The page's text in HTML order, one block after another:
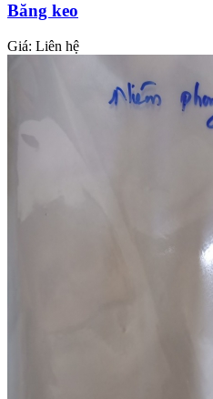
Băng keo
Giá: Liên hệ